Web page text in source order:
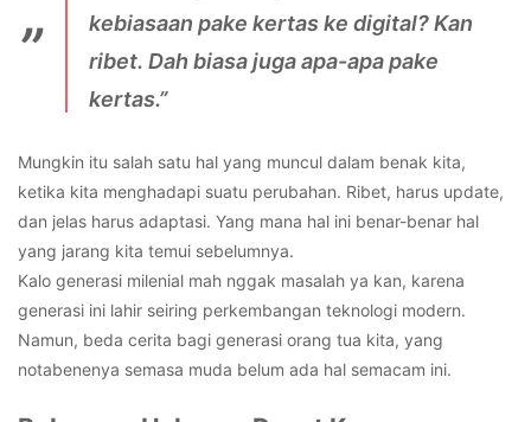
kebiasaan pake kertas ke digital? Kan
ribet. Dah biasa juga apa-apa pake
kertas.”
Mungkin itu salah satu hal yang muncul dalam benak kita,
ketika kita menghadapi suatu perubahan. Ribet, harus update,
dan jelas harus adaptasi. Yang mana hal ini benar-benar hal
yang jarang kita temui sebelumnya.
Kalo generasi milenial mah nggak masalah ya kan, karena
generasi ini lahir seiring perkembangan teknologi modern.
Namun, beda cerita bagi generasi orang tua kita, yang
notabenenya semasa muda belum ada hal semacam ini.